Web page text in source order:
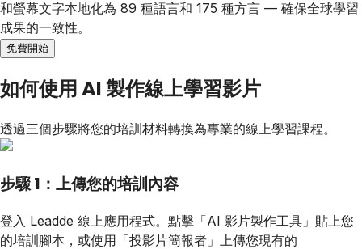
和螢幕文字本地化為 89 種語言和 175 種方言 — 確保全球學習
成果的一致性。
免費開始
如何使用 AI 製作線上學習影片
透過三個步驟將您的培訓材料轉換為專業的線上學習課程。
步驟 1：上傳您的培訓內容
登入 Leadde 線上應用程式。點擊「AI 影片製作工具」貼上您
的培訓腳本，或使用「投影片簡報者」上傳您現有的